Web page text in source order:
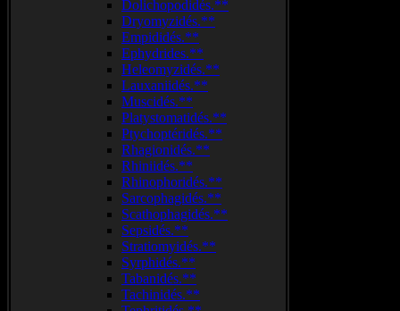
Dolichopodidés.**
Dryomyzidés.**
Empididés.**
Ephydrides.**
Heleomyzidés.**
Lauxaniidés.**
Muscidés.**
Platystomatidés.**
Ptychoptéridés.**
Rhagionidés.**
Rhiniidés.**
Rhinophoridés.**
Sarcophagidés.**
Scathophagidés.**
Sepsidés.**
Stratiomyidés.**
Syrphidés.**
Tabanidés.**
Tachinidés.**